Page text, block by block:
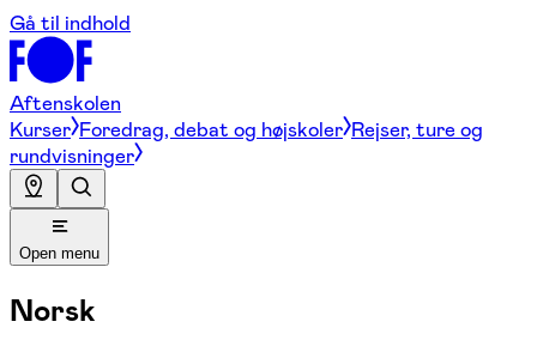
Gå til indhold
Aftenskolen
Kurser Foredrag, debat og højskoler Rejser, ture og
rundvisninger
Open menu
Norsk